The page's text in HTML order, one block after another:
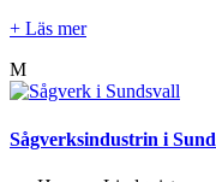
+ Läs mer
M
Sågverksindustrin i